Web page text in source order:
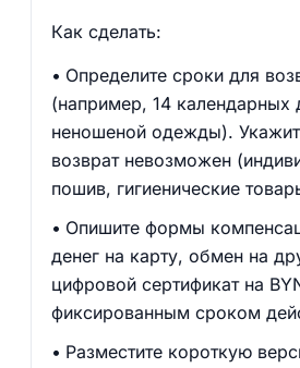
Как сделать:
Определите сроки для
(например, 14 календарных
неношеной одежды).
возврат невозможен
пошив, гигиенические
Опишите формы
денег на карту, обмен на
цифровой сертификат на
фиксированным сроком
Разместите короткую